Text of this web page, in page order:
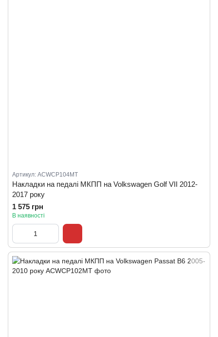
Артикул: ACWCP104MT
Накладки на педалі МКПП на Volkswagen Golf VII 2012-
2017 року
1 575 грн
В наявності